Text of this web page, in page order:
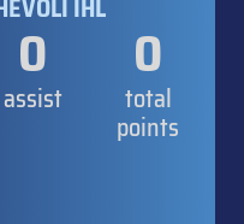
IHL
0
assist
0
total
points